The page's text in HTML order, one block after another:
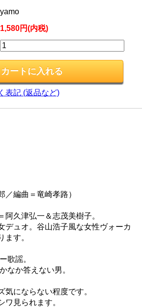
yamo
1,580円(内税)
表記 (返品など)
／編曲＝竜崎孝路）
阿久津弘一＆志茂美樹子。
デュオ。谷山浩子風な女性ヴォーカ
ます。
歌謡。
なか答えない男。
気にならない程度です。
ワ見られます。